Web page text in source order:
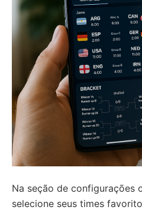
Na seção de configurações
selecione seus times